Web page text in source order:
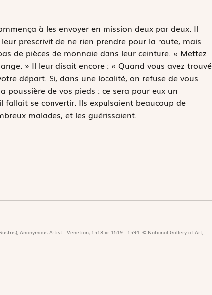
à les envoyer en mission deux par deux. Il
prescrivit de ne rien prendre pour la route, mais
de pièces de monnaie dans leur ceinture. « Mettez
» Il leur disait encore : « Quand vous avez trouvé
départ. Si, dans une localité, on refuse de vous
poussière de vos pieds : ce sera pour eux un
se convertir. Ils expulsaient beaucoup de
malades, et les guérissaient.
Anonymous Artist - Venetian, 1518 or 1519 - 1594. © National Gallery of Art,